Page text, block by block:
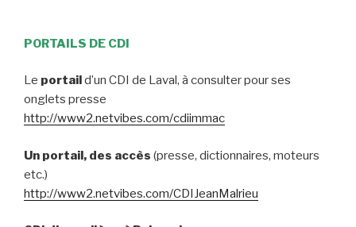
PORTAILS DE CDI
Le portaild’un CDI de Laval, à consulter pour ses
onglets presse
http://www2.netvibes.com/cdiimmac
Un portail, des accès (presse, dictionnaires, moteurs
etc.)
http://www2.netvibes.com/CDIJeanMalrieu